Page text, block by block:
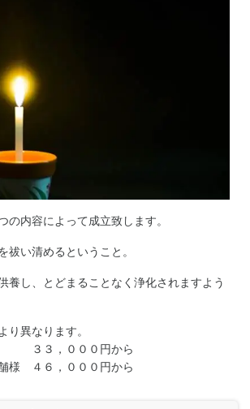
の内容によって成立致します。
祓い清めるということ。
養し、とどまることなく浄化されますよう
り異なります。
，０００円から
６，０００円から